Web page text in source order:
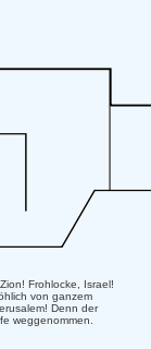
Frohlocke, Israel!
von ganzem
Denn der
weggenommen.